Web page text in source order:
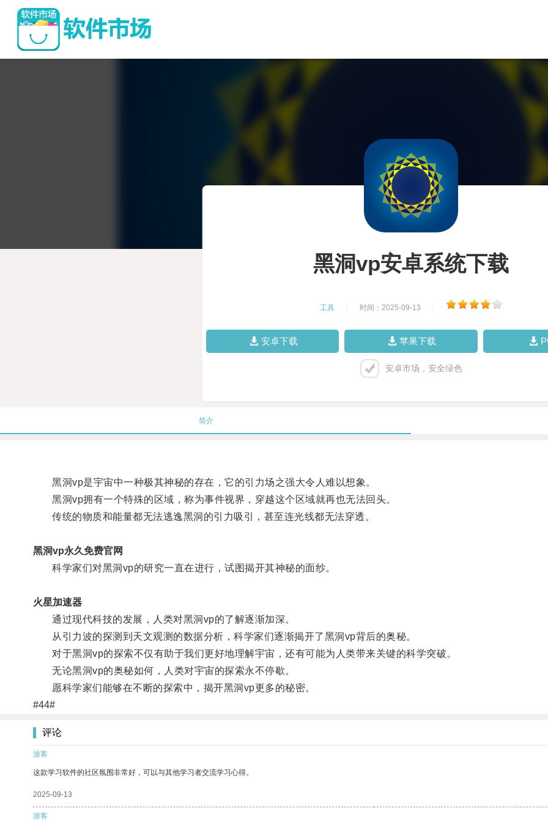
黑洞vp安卓系统下载
工具 时间：2025-09-13
安卓下载 苹果下载
安卓市场，安全绿色
简介
黑洞vp是宇宙中一种极其神秘的存在，它的引力场之强大令人难以想象。
黑洞vp拥有一个特殊的区域，称为事件视界，穿越这个区域就再也无法回头。
传统的物质和能量都无法逃逸黑洞的引力吸引，甚至连光线都无法穿透。
黑洞vp永久免费官网
科学家们对黑洞vp的研究一直在进行，试图揭开其神秘的面纱。
火星加速器
通过现代科技的发展，人类对黑洞vp的了解逐渐加深。
从引力波的探测到天文观测的数据分析，科学家们逐渐揭开了黑洞vp背后的奥秘。
对于黑洞vp的探索不仅有助于我们更好地理解宇宙，还有可能为人类带来关键的科学突破。
无论黑洞vp的奥秘如何，人类对宇宙的探索永不停歇。
愿科学家们能够在不断的探索中，揭开黑洞vp更多的秘密。
#44#
评论
游客
这款学习软件的社区氛围非常好，可以与其他学习者交流学习心得。
2025-09-13
游客